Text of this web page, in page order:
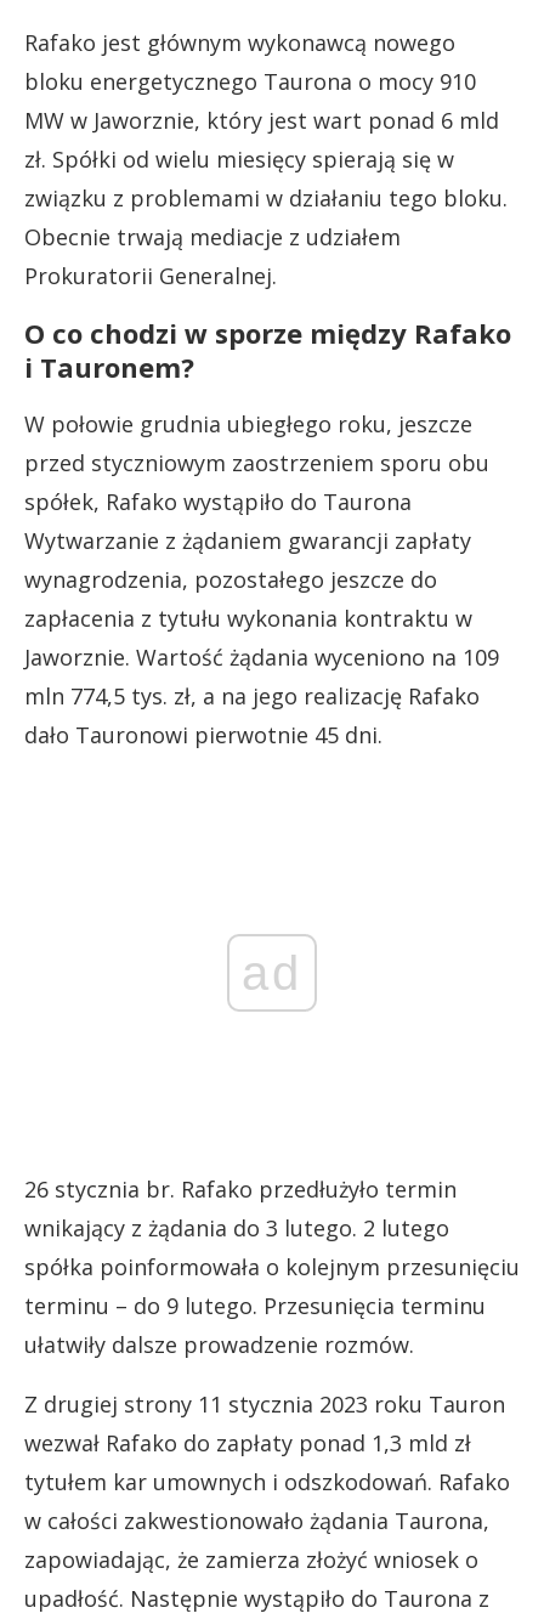
Rafako jest głównym wykonawcą nowego
bloku energetycznego Taurona o mocy 910
MW w Jaworznie, który jest wart ponad 6 mld
zł. Spółki od wielu miesięcy spierają się w
związku z problemami w działaniu tego bloku.
Obecnie trwają mediacje z udziałem
Prokuratorii Generalnej.
O co chodzi w sporze między Rafako
i Tauronem?
W połowie grudnia ubiegłego roku, jeszcze
przed styczniowym zaostrzeniem sporu obu
spółek, Rafako wystąpiło do Taurona
Wytwarzanie z żądaniem gwarancji zapłaty
wynagrodzenia, pozostałego jeszcze do
zapłacenia z tytułu wykonania kontraktu w
Jaworznie. Wartość żądania wyceniono na 109
mln 774,5 tys. zł, a na jego realizację Rafako
dało Tauronowi pierwotnie 45 dni.
ad
26 stycznia br. Rafako przedłużyło termin
wnikający z żądania do 3 lutego. 2 lutego
spółka poinformowała o kolejnym przesunięciu
terminu – do 9 lutego. Przesunięcia terminu
ułatwiły dalsze prowadzenie rozmów.
Z drugiej strony 11 stycznia 2023 roku Tauron
wezwał Rafako do zapłaty ponad 1,3 mld zł
tytułem kar umownych i odszkodowań. Rafako
w całości zakwestionowało żądania Taurona,
zapowiadając, że zamierza złożyć wniosek o
upadłość. Następnie wystąpiło do Taurona z